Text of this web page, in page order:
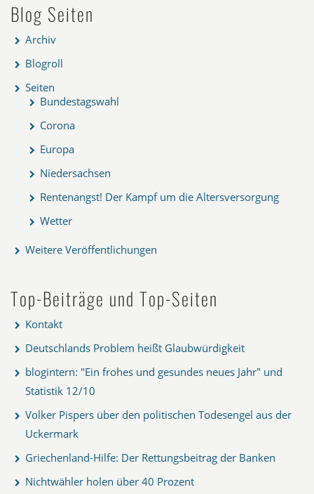
Blog Seiten
Archiv
Blogroll
Seiten
Bundestagswahl
Corona
Europa
Niedersachsen
Rentenangst! Der Kampf um die Altersversorgung
Wetter
Weitere Veröffentlichungen
Top-Beiträge und Top-Seiten
Kontakt
Deutschlands Problem heißt Glaubwürdigkeit
blogintern: "Ein frohes und gesundes neues Jahr" und
Statistik 12/10
Volker Pispers über den politischen Todesengel aus der
Uckermark
Griechenland-Hilfe: Der Rettungsbeitrag der Banken
Nichtwähler holen über 40 Prozent